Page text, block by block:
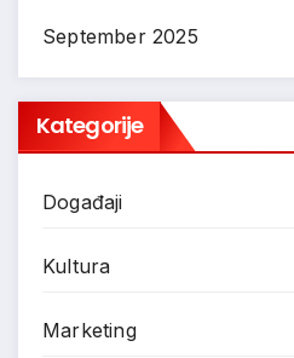
September 2025
Kategorije
Događaji
Kultura
Marketing